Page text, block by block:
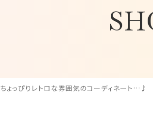
ちょっぴりレトロな雰囲気のコーディネート…♪